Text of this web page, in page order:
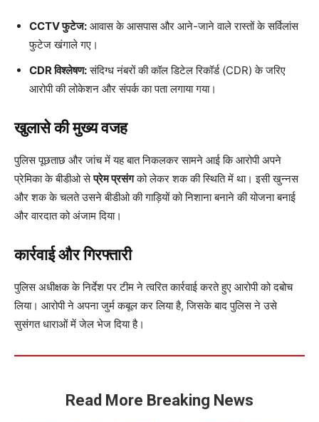
CCTV फुटेज: आवास के आसपास और आने-जाने वाले रास्तों के सर्विलांस
फुटेज खंगाले गए।
CDR विश्लेषण:संदिग्ध नंबरों की कॉल डिटेल रिकॉर्ड (CDR) के जरिए
आरोपी की लोकेशन और संपर्क का पता लगाया गया।
खुलासे की मुख्य वजह
पुलिस पूछताछ और जांच में यह बात निकलकर सामने आई कि आरोपी अपने
प्रेमिका के बीडीओ सेप्रेम प्रसंगको लेकर शक की स्थिति में था। इसी खुन्नस
और शक के चलते उसने बीडीओ की गाड़ियों को निशाना बनाने की योजना बनाई
और वारदात को अंजाम दिया।
कार्रवाई और गिरफ्तारी
पुलिस अधीक्षक के निर्देश पर टीम ने त्वरित कार्रवाई करते हुए आरोपी को दबोच
लिया। आरोपी ने अपना जुर्म कबूल कर लिया है, जिसके बाद पुलिस ने उसे
सुसंगत धाराओं में जेल भेज दिया है।
Read More Breaking News